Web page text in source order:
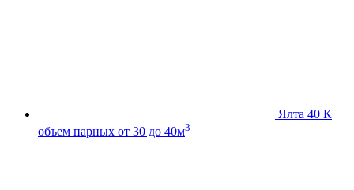
Ялта 40 К
объем парных от 30 до 40м3